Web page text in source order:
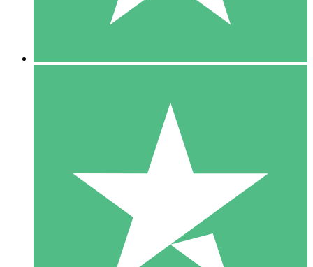
10 Téléchargements
20 00